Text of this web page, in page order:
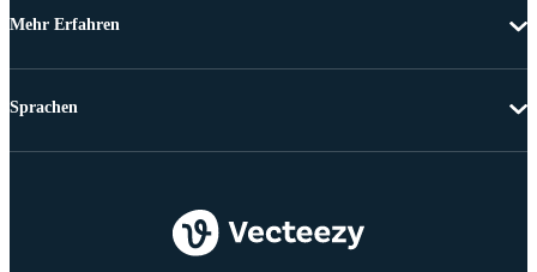
Mehr Erfahren
Sprachen